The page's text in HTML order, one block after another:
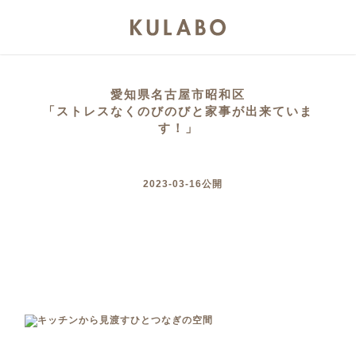
愛知県名古屋市昭和区
「ストレスなくのびのびと家事が出来ていま
す！」
2023-03-16公開